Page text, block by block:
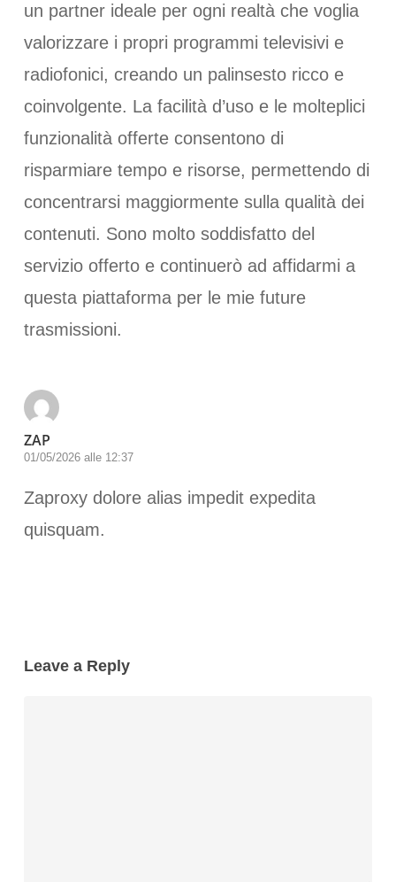
un partner ideale per ogni realtà che voglia
valorizzare i propri programmi televisivi e
radiofonici, creando un palinsesto ricco e
coinvolgente. La facilità d’uso e le molteplici
funzionalità offerte consentono di
risparmiare tempo e risorse, permettendo di
concentrarsi maggiormente sulla qualità dei
contenuti. Sono molto soddisfatto del
servizio offerto e continuerò ad affidarmi a
questa piattaforma per le mie future
trasmissioni.
ZAP
01/05/2026 alle 12:37
Zaproxy dolore alias impedit expedita
quisquam.
Leave a Reply